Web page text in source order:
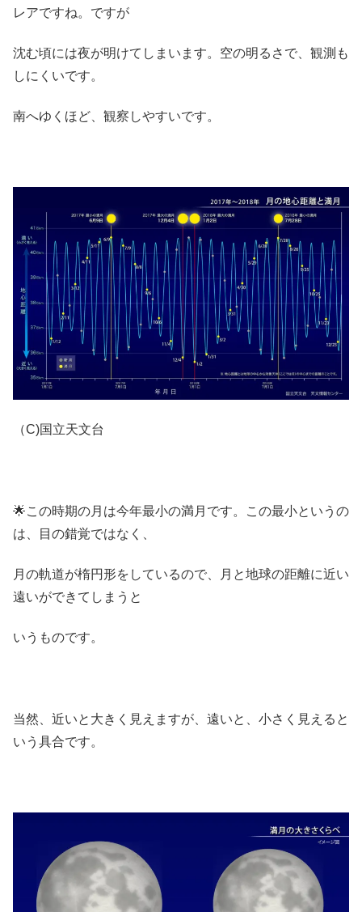
レアですね。ですが
沈む頃には夜が明けてしまいます。空の明るさで、観測も
しにくいです。
南へゆくほど、観察しやすいです。
（C)国立天文台
🌟この時期の月は今年最小の満月です。この最小というの
は、目の錯覚ではなく、
月の軌道が楕円形をしているので、月と地球の距離に近い
遠いができてしまうと
いうものです。
当然、近いと大きく見えますが、遠いと、小さく見えると
いう具合です。